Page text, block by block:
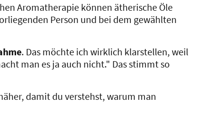
Aromatherapie können ätherische Öle
Person und bei dem gewählten
. Das möchte ich wirklich klarstellen, weil
man es ja auch nicht." Das stimmt so
damit du verstehst, warum man